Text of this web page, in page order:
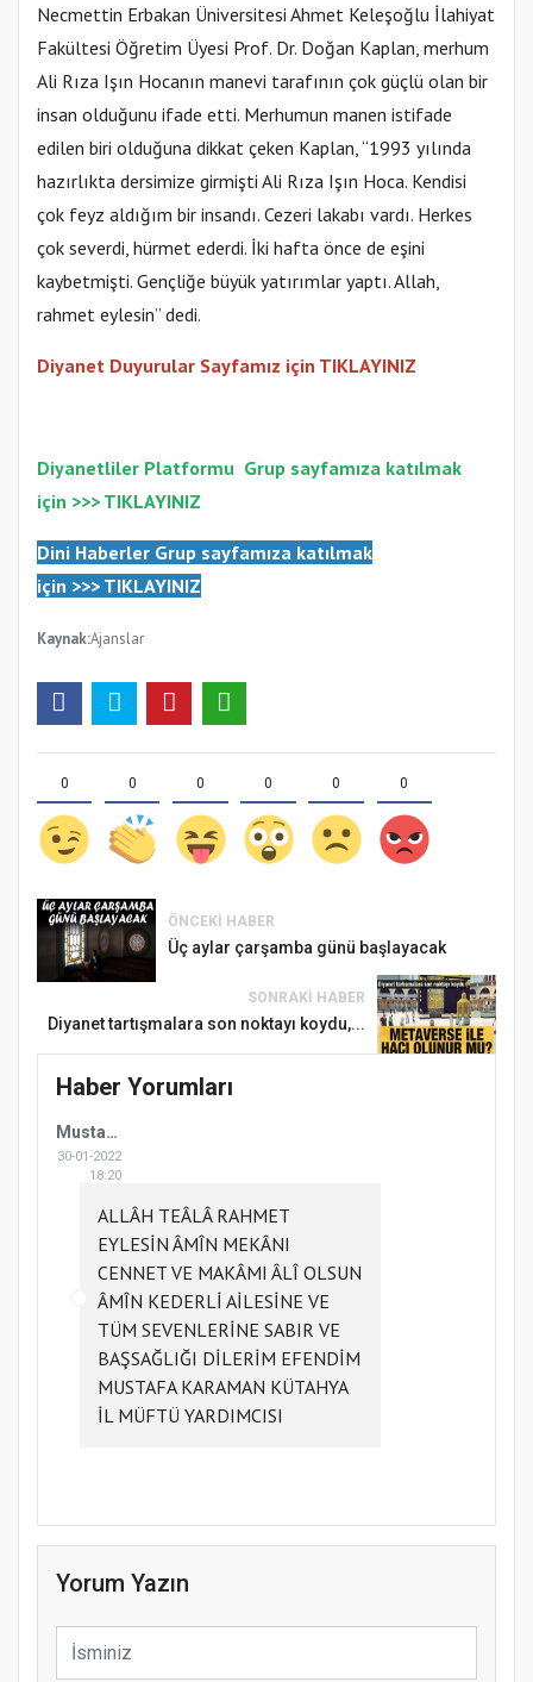
Necmettin Erbakan Üniversitesi Ahmet Keleşoğlu İlahiyat
Fakültesi Öğretim Üyesi Prof. Dr. Doğan Kaplan, merhum
Ali Rıza Işın Hocanın manevi tarafının çok güçlü olan bir
insan olduğunu ifade etti. Merhumun manen istifade
edilen biri olduğuna dikkat çeken Kaplan, “1993 yılında
hazırlıkta dersimize girmişti Ali Rıza Işın Hoca. Kendisi
çok feyz aldığım bir insandı. Cezeri lakabı vardı. Herkes
çok severdi, hürmet ederdi. İki hafta önce de eşini
kaybetmişti. Gençliğe büyük yatırımlar yaptı. Allah,
rahmet eylesin” dedi.
Diyanet Duyurular Sayfamız için TIKLAYINIZ
Diyanetliler Platformu Grup sayfamıza katılmak
için >>> TIKLAYINIZ
Dini Haberler Grup sayfamıza katılmak
için >>> TIKLAYINIZ
Kaynak:Ajanslar
0 0 0 0 0 0
ÖNCEKI HABER
Üç aylar çarşamba günü başlayacak
SONRAKI HABER
Diyanet tartışmalara son noktayı koydu,...
Haber Yorumları
Mustafa KARAMAN
30-01-2022
18:20
ALLÂH TEÂLÂ RAHMET
EYLESİN ÂMÎN MEKÂNI
CENNET VE MAKÂMI ÂLÎ OLSUN
ÂMÎN KEDERLİ AİLESİNE VE
TÜM SEVENLERİNE SABIR VE
BAŞSAĞLIĞI DİLERİM EFENDİM
MUSTAFA KARAMAN KÜTAHYA
İL MÜFTÜ YARDIMCISI
Yorum Yazın
Samsun Atakum’da Ayasofya Camii
Etkinliği
Türkiye’de insanlar dinle bağlarını